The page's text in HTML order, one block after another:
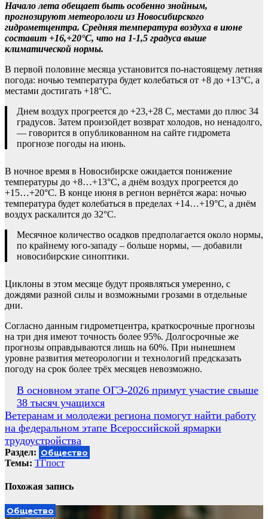
Начало лета обещает быть особенно знойным,
прогнозируют метеорологи из Новосибирского
гидрометцентра. Средняя температура воздуха в июне
составит +16,+20°С, что на 1-1,5 градуса выше
климатической нормы.
В первой половине месяца установится по-настоящему летняя
погода: ночью температура будет колебаться от +8 до +13°С, а
местами достигать +18°С.
Днем воздух прогреется до +23,+28 С, местами до плюс 34
градусов. Затем произойдет возврат холодов, но ненадолго,
— говорится в опубликованном на сайте гидромета
прогнозе погоды на июнь.
В ночное время в Новосибирске ожидается понижение
температуры до +8…+13°C, а днём воздух прогреется до
+15…+20°C. В конце июня в регион вернётся жара: ночью
температура будет колебаться в пределах +14…+19°C, а днём
воздух раскалится до 32°C.
Месячное количество осадков предполагается около нормы,
по крайнему юго-западу – больше нормы, — добавили
новосибирские синоптики.
Циклоны в этом месяце будут проявляться умеренно, с
дождями разной силы и возможными грозами в отдельные
дни.
Согласно данным гидрометцентра, краткосрочные прогнозы
на три дня имеют точность более 95%. Долгосрочные же
прогнозы оправдываются лишь на 60%. При нынешнем
уровне развития метеорологии и технологий предсказать
погоду на срок более трёх месяцев невозможно.
Навигация
по
записям
В основном этапе ОГЭ-2026 примут участие свыше
38 тысяч учащихся
Ветеранам и молодежи региона помогут найти работу
на федеральном этапе Всероссийской ярмарки
трудоустройства
Раздел: Общество
Темы: ТГпост
Похожая запись
Общество